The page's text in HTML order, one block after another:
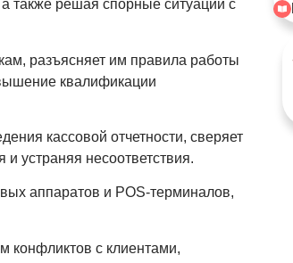
также решая спорные ситуации с
разъясняет им правила работы
квалификации
кассовой отчетности, сверяет
устраняя несоответствия.
аппаратов и POS-терминалов,
конфликтов с клиентами,